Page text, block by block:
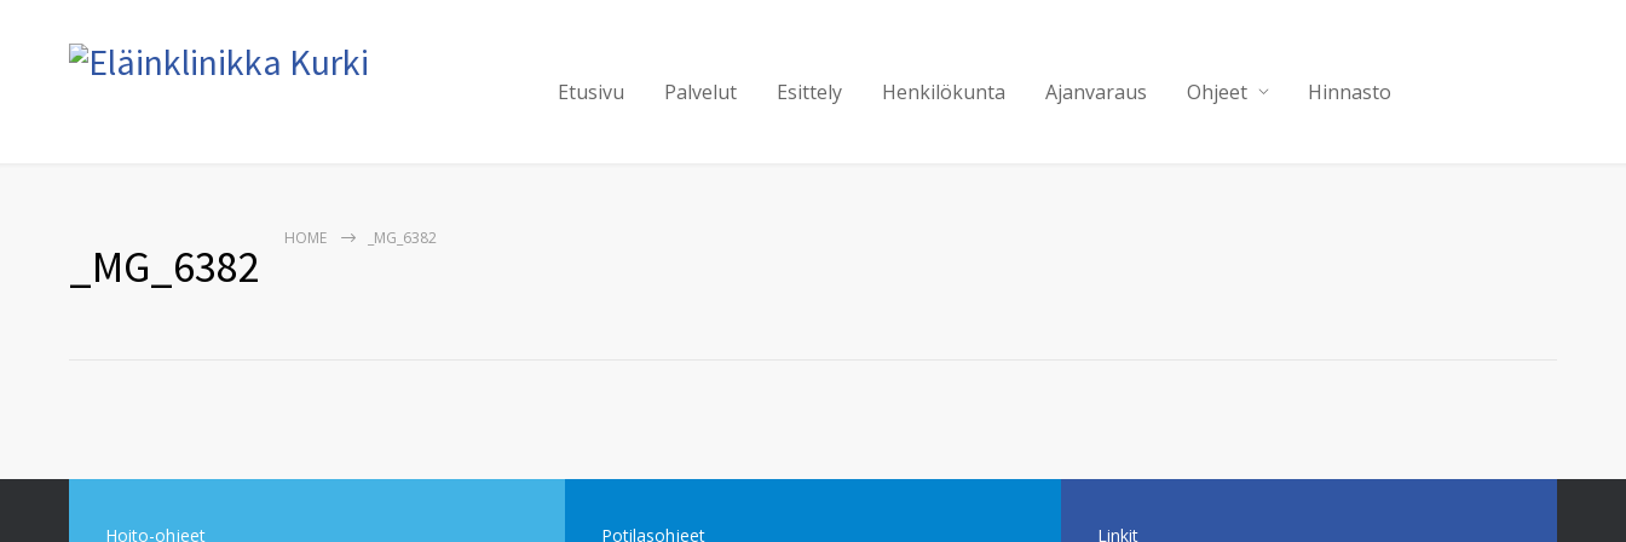
Etusivu Palvelut Esittely Henkilökunta Ajanvaraus Ohjeet Hinnasto
_MG_6382
HOME _MG_6382
Hoito-ohjeet Potilasohjeet Linkit